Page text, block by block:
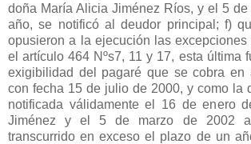
doña María Alicia Jiménez Ríos, y el 5
año, se notificó al deudor principal; f)
opusieron a la ejecución las excepciones
el artículo 464 Nºs7, 11 y 17, esta última
exigibilidad del pagaré que se cobra en
con fecha 15 de julio de 2000, y como la
notificada válidamente el 16 de enero
Jiménez y el 5 de marzo de 2002
transcurrido en exceso el plazo de un